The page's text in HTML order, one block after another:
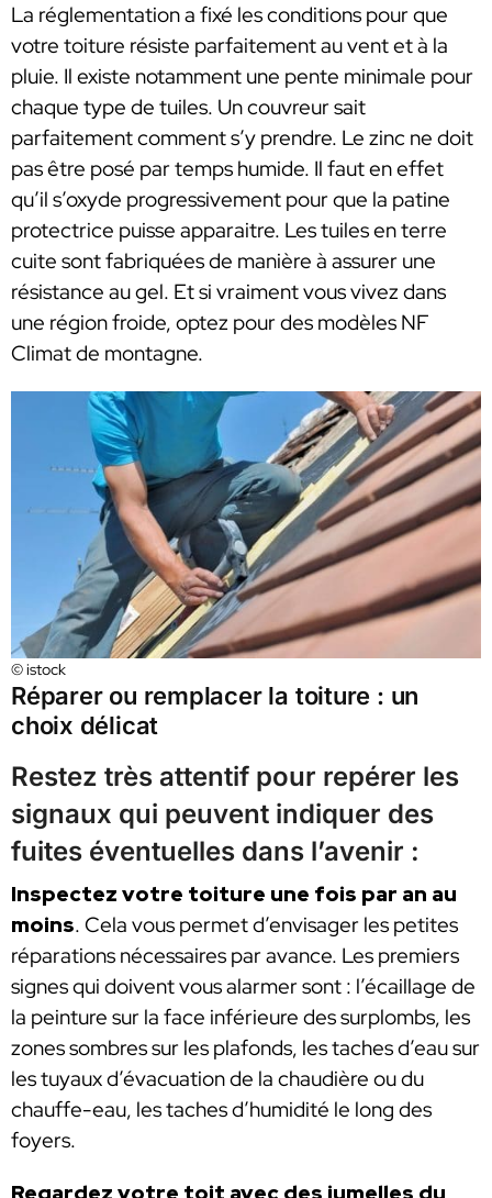
La réglementation a fixé les conditions pour que
votre toiture résiste parfaitement au vent et à la
pluie. Il existe notamment une pente minimale pour
chaque type de tuiles. Un couvreur sait
parfaitement comment s’y prendre. Le zinc ne doit
pas être posé par temps humide. Il faut en effet
qu’il s’oxyde progressivement pour que la patine
protectrice puisse apparaitre. Les tuiles en terre
cuite sont fabriquées de manière à assurer une
résistance au gel. Et si vraiment vous vivez dans
une région froide, optez pour des modèles NF
Climat de montagne.
© istock
Réparer ou remplacer la toiture : un
choix délicat
Restez très attentif pour repérer les
signaux qui peuvent indiquer des
fuites éventuelles dans l’avenir :
Inspectez votre toiture une fois par an au
moins. Cela vous permet d’envisager les petites
réparations nécessaires par avance. Les premiers
signes qui doivent vous alarmer sont : l’écaillage de
la peinture sur la face inférieure des surplombs, les
zones sombres sur les plafonds, les taches d’eau sur
les tuyaux d’évacuation de la chaudière ou du
chauffe-eau, les taches d’humidité le long des
foyers.